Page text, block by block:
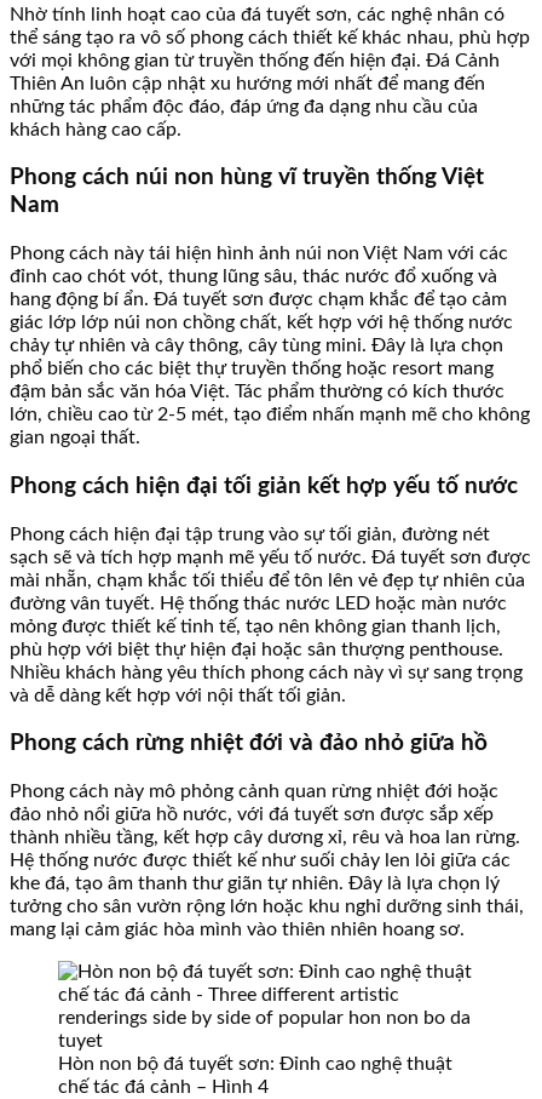
Nhờ tính linh hoạt cao của đá tuyết sơn, các nghệ nhân có
thể sáng tạo ra vô số phong cách thiết kế khác nhau, phù hợp
với mọi không gian từ truyền thống đến hiện đại. Đá Cảnh
Thiên An luôn cập nhật xu hướng mới nhất để mang đến
những tác phẩm độc đáo, đáp ứng đa dạng nhu cầu của
khách hàng cao cấp.
Phong cách núi non hùng vĩ truyền thống Việt
Nam
Phong cách này tái hiện hình ảnh núi non Việt Nam với các
đỉnh cao chót vót, thung lũng sâu, thác nước đổ xuống và
hang động bí ẩn. Đá tuyết sơn được chạm khắc để tạo cảm
giác lớp lớp núi non chồng chất, kết hợp với hệ thống nước
chảy tự nhiên và cây thông, cây tùng mini. Đây là lựa chọn
phổ biến cho các biệt thự truyền thống hoặc resort mang
đậm bản sắc văn hóa Việt. Tác phẩm thường có kích thước
lớn, chiều cao từ 2-5 mét, tạo điểm nhấn mạnh mẽ cho không
gian ngoại thất.
Phong cách hiện đại tối giản kết hợp yếu tố nước
Phong cách hiện đại tập trung vào sự tối giản, đường nét
sạch sẽ và tích hợp mạnh mẽ yếu tố nước. Đá tuyết sơn được
mài nhẵn, chạm khắc tối thiểu để tôn lên vẻ đẹp tự nhiên của
đường vân tuyết. Hệ thống thác nước LED hoặc màn nước
mỏng được thiết kế tinh tế, tạo nên không gian thanh lịch,
phù hợp với biệt thự hiện đại hoặc sân thượng penthouse.
Nhiều khách hàng yêu thích phong cách này vì sự sang trọng
và dễ dàng kết hợp với nội thất tối giản.
Phong cách rừng nhiệt đới và đảo nhỏ giữa hồ
Phong cách này mô phỏng cảnh quan rừng nhiệt đới hoặc
đảo nhỏ nổi giữa hồ nước, với đá tuyết sơn được sắp xếp
thành nhiều tầng, kết hợp cây dương xỉ, rêu và hoa lan rừng.
Hệ thống nước được thiết kế như suối chảy len lỏi giữa các
khe đá, tạo âm thanh thư giãn tự nhiên. Đây là lựa chọn lý
tưởng cho sân vườn rộng lớn hoặc khu nghỉ dưỡng sinh thái,
mang lại cảm giác hòa mình vào thiên nhiên hoang sơ.
Hòn non bộ đá tuyết sơn: Đỉnh cao nghệ thuật
chế tác đá cảnh – Hình 4